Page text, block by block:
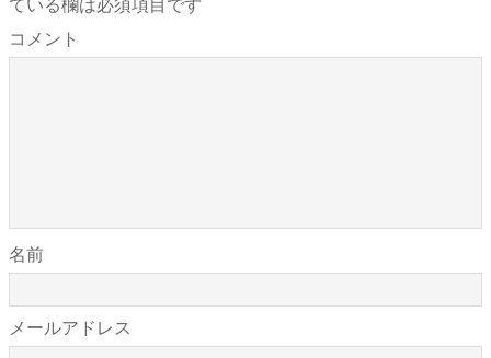
ている欄は必須項目です
コメント
名前
メールアドレス